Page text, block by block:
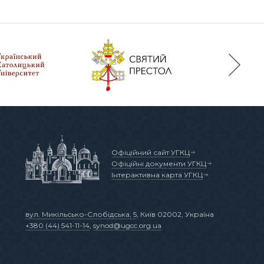
вул. Микільсько-Слобідська, 5, Київ 02002, Україна
+380 (44) 541-11-14, synod@ugcc.org.ua
Офіційний сайт УГКЦ
Офіційні документи УГКЦ
Інтерактивна карта УГКЦ